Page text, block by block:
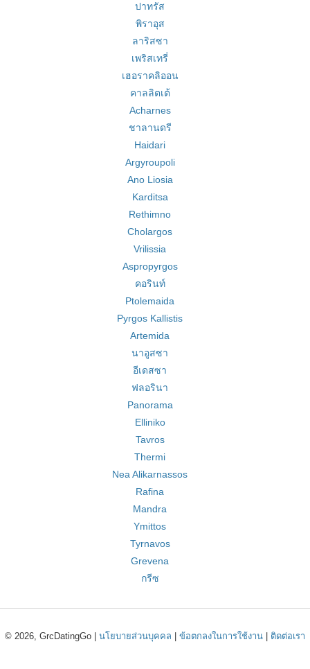
ปาทรัส
พิราอุส
ลาริสซา
เพริสเทรี่
เฮอราคลิออน
คาลลิตเต้
Acharnes
ชาลานดรี
Haidari
Argyroupoli
Ano Liosia
Karditsa
Rethimno
Cholargos
Vrilissia
Aspropyrgos
คอรินท์
Ptolemaida
Pyrgos Kallistis
Artemida
นาอูสซา
อีเดสซา
ฟลอรินา
Panorama
Elliniko
Tavros
Thermi
Nea Alikarnassos
Rafina
Mandra
Ymittos
Tyrnavos
Grevena
กรีซ
© 2026, GrcDatingGo | นโยบายส่วนบุคคล ข้อตกลงในการใช้งาน ติดต่อเรา